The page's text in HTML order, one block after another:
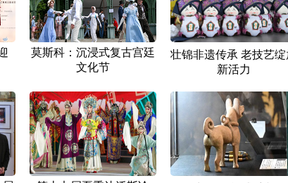
莫斯科：沉浸式复古宫廷
文化节
壮锦非遗传承 老技艺绽
新活力